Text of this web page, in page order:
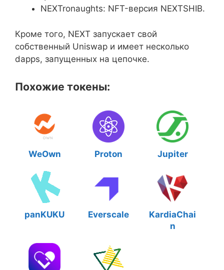
NEXTronaughts: NFT-версия NEXTSHIB.
Кроме того, NEXT запускает свой
собственный Uniswap и имеет несколько
dapps, запущенных на цепочке.
Похожие токены:
WeOwn Proton Jupiter
panKUKU Everscale
KardiaChai
n